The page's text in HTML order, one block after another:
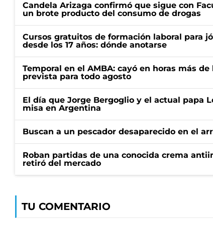
Candela Arizaga confirmó que sigue con
un brote producto del consumo de drogas
Cursos gratuitos de formación laboral para
desde los 17 años: dónde anotarse
Temporal en el AMBA: cayó en horas más
prevista para todo agosto
El día que Jorge Bergoglio y el actual papa
misa en Argentina
Buscan a un pescador desaparecido en el
Roban partidas de una conocida crema
retiró del mercado
TU COMENTARIO